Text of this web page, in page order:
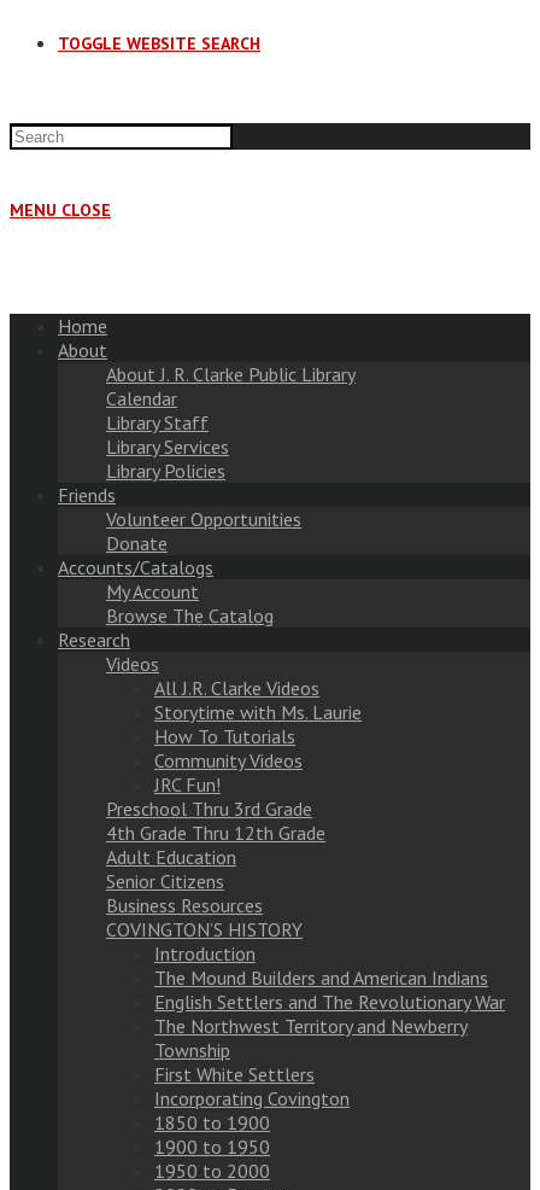
TOGGLE WEBSITE SEARCH
MENU CLOSE
Home
About
About J. R. Clarke Public Library
Calendar
Library Staff
Library Services
Library Policies
Friends
Volunteer Opportunities
Donate
Accounts/Catalogs
My Account
Browse The Catalog
Research
Videos
All J.R. Clarke Videos
Storytime with Ms. Laurie
How To Tutorials
Community Videos
JRC Fun!
Preschool Thru 3rd Grade
4th Grade Thru 12th Grade
Adult Education
Senior Citizens
Business Resources
COVINGTON’S HISTORY
Introduction
The Mound Builders and American Indians
English Settlers and The Revolutionary War
The Northwest Territory and Newberry
Township
First White Settlers
Incorporating Covington
1850 to 1900
1900 to 1950
1950 to 2000